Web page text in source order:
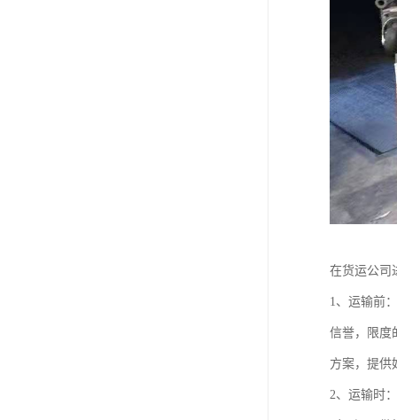
在货运公司
1、运输前
信誉，限度
方案，提供
2、运输时